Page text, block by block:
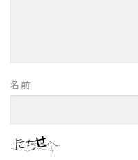
名前